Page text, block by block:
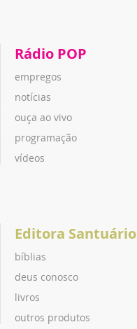
Rádio POP
empregos
notícias
ouça ao vivo
programação
vídeos
Editora Santuário
bíblias
deus conosco
livros
outros produtos